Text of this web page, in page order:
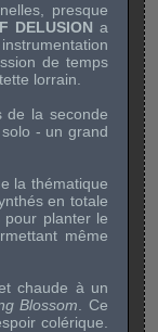
presque
DELUSION a
de temps
lorrain.
de la seconde
- un grand
la thématique
en totale
planter le
même
chaude à un
Blossom . Ce
colérique.